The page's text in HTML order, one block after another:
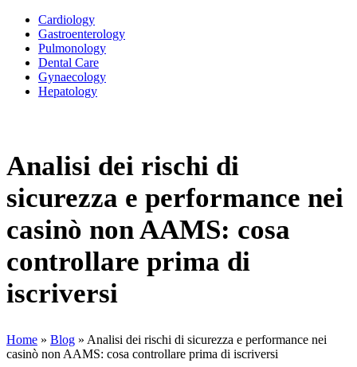
Cardiology
Gastroenterology
Pulmonology
Dental Care
Gynaecology
Hepatology
Analisi dei rischi di
sicurezza e performance nei
casinò non AAMS: cosa
controllare prima di
iscriversi
Home » Blog » Analisi dei rischi di sicurezza e performance nei
casinò non AAMS: cosa controllare prima di iscriversi